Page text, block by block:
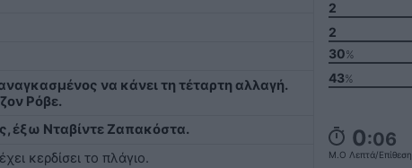
2
2
30%
43%
0:06
Μ.ο Λεπτά/επίθεση
να κάνει τη τέταρτη αλλαγή.
Ρόβε.
έξω Νταβίντε Ζαπακόστα.
κερδίσει το πλάγιο.